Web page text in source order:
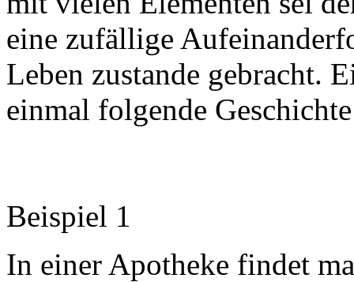
eine zufällige
Leben zustande gebracht.
einmal folgende
Beispiel 1
In einer Apotheke findet